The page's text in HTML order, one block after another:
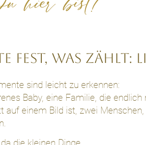
fest, was zählt:
sind leicht zu erkennen:
Baby, eine Familie, die endlich
auf einem Bild ist, zwei